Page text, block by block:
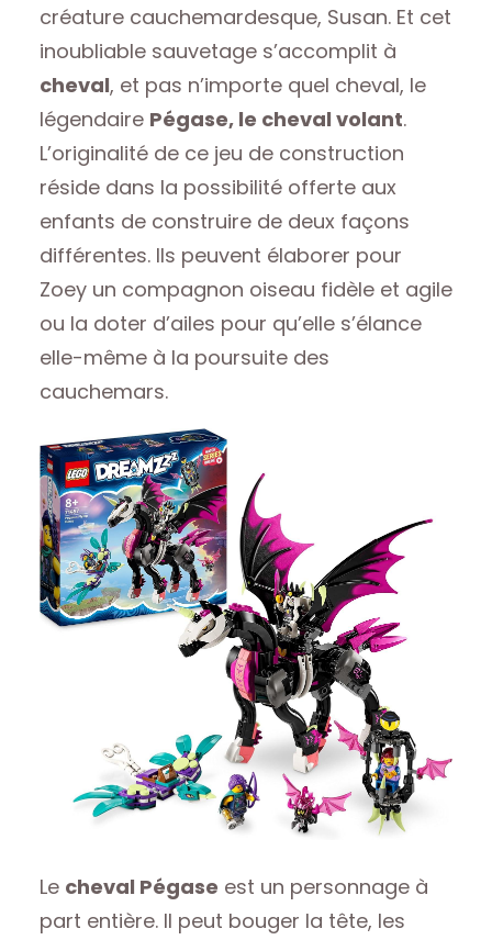
créature cauchemardesque, Susan. Et cet
inoubliable sauvetage s’accomplit à
cheval, et pas n’importe quel cheval, le
légendaire Pégase, le cheval volant.
L’originalité de ce jeu de construction
réside dans la possibilité offerte aux
enfants de construire de deux façons
différentes. Ils peuvent élaborer pour
Zoey un compagnon oiseau fidèle et agile
ou la doter d’ailes pour qu’elle s’élance
elle-même à la poursuite des
cauchemars.
Le cheval Pégase est un personnage à
part entière. Il peut bouger la tête, les